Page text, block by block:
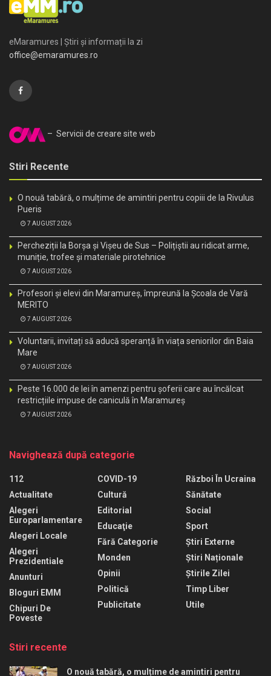
eMaramures | Știri și informații la zi
office@emaramures.ro
– Servicii de creare site web
Stiri Recente
O nouă tabără, o mulțime de amintiri pentru copiii de la Rivulus
Pueris
7 AUGUST 2026
Percheziții la Borșa și Vișeu de Sus – Polițiștii au ridicat arme,
muniție, trofee și materiale pirotehnice
7 AUGUST 2026
Profesori și elevi din Maramureș, împreună la Școala de Vară
MERITO
7 AUGUST 2026
Voluntarii, invitați să aducă speranță în viața seniorilor din Baia
Mare
7 AUGUST 2026
Peste 16.000 de lei în amenzi pentru șoferii care au încălcat
restricțiile impuse de caniculă în Maramureș
7 AUGUST 2026
Navighează după categorie
112
Actualitate
Alegeri
Europarlamentare
Alegeri Locale
Alegeri
Prezidentiale
Anunturi
Bloguri EMM
Chipuri De
Poveste
COVID-19
Cultură
Editorial
Educaţie
Fără Categorie
Monden
Opinii
Politică
Publicitate
Război În Ucraina
Sănătate
Social
Sport
Știri Externe
Știri Naționale
Știrile Zilei
Timp Liber
Utile
Stiri recente
O nouă tabără, o mulțime de amintiri pentru